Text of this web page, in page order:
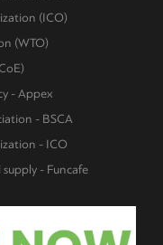
(ICO)
(WTO)
- Appex
- BSCA
- ICO
- Funcafe